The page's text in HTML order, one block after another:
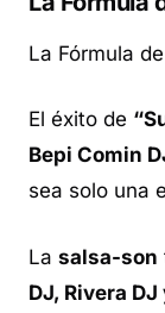
La Fórmula
El éxito de
Bepi Comin
sea solo una
La salsa-son
DJ, Rivera